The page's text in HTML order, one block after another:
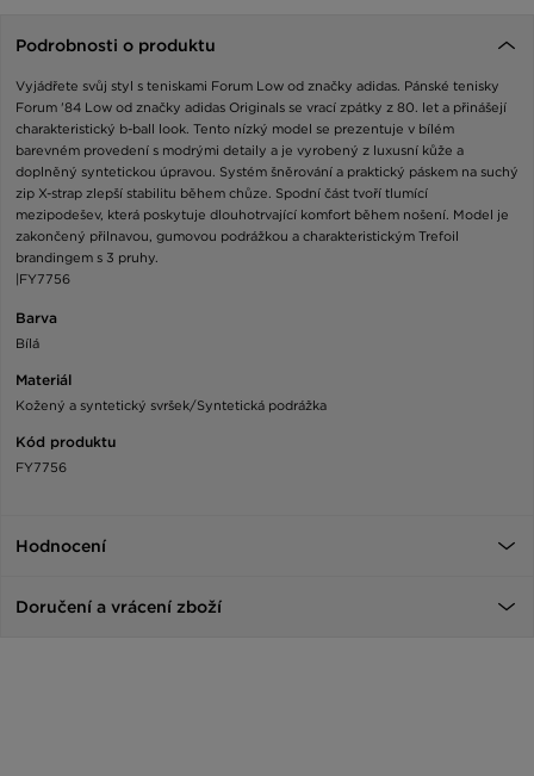
Podrobnosti o produktu
Vyjádřete svůj styl s teniskami Forum Low od značky adidas. Pánské tenisky
Forum '84 Low od značky adidas Originals se vrací zpátky z 80. let a přinášejí
charakteristický b-ball look. Tento nízký model se prezentuje v bílém
barevném provedení s modrými detaily a je vyrobený z luxusní kůže a
doplněný syntetickou úpravou. Systém šněrování a praktický páskem na suchý
zip X-strap zlepší stabilitu během chůze. Spodní část tvoří tlumící
mezipodešev, která poskytuje dlouhotrvající komfort během nošení. Model je
zakončený přilnavou, gumovou podrážkou a charakteristickým Trefoil
brandingem s 3 pruhy.
|FY7756
Barva
Bílá
Materiál
Kožený a syntetický svršek/Syntetická podrážka
Kód produktu
FY7756
Hodnocení
Doručení a vrácení zboží